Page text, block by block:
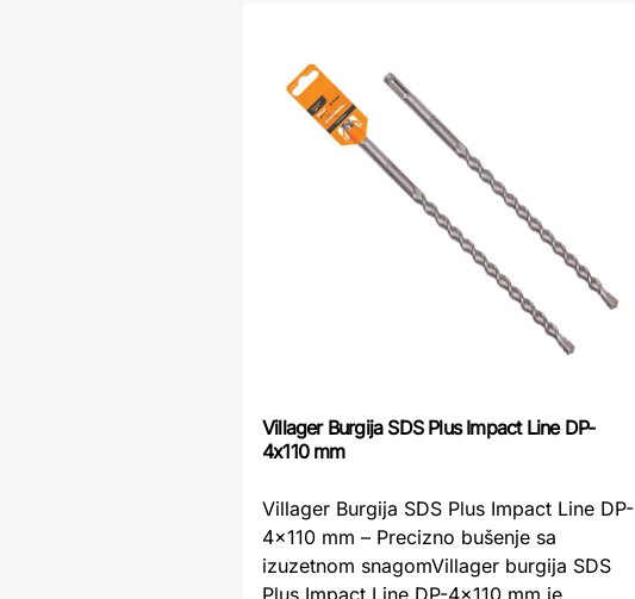
Villager Burgija SDS Plus Impact Line DP-
4x110 mm
Villager Burgija SDS Plus Impact Line DP-
4x110 mm – Precizno bušenje sa
izuzetnom snagomVillager burgija SDS
Plus Impact Line DP-4x110 mm je